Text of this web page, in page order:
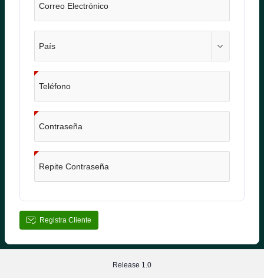
Correo Electrónico
País
Teléfono
Contraseña
Repite Contraseña
Registra Cliente
Release 1.0